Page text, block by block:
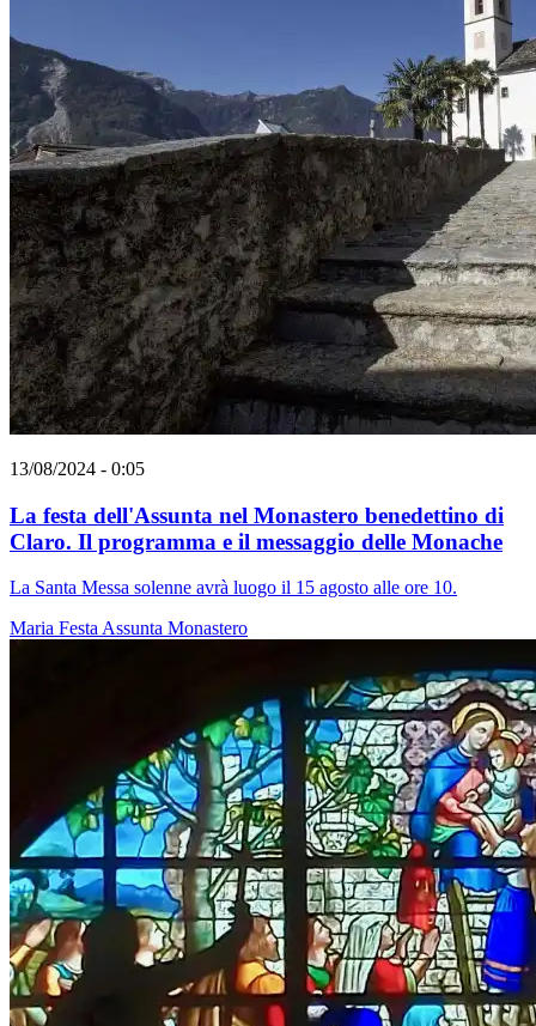
13/08/2024 - 0:05
La festa dell'Assunta nel Monastero benedettino di
Claro. Il programma e il messaggio delle Monache
La Santa Messa solenne avrà luogo il 15 agosto alle ore 10.
Maria FestaAssunta Monastero